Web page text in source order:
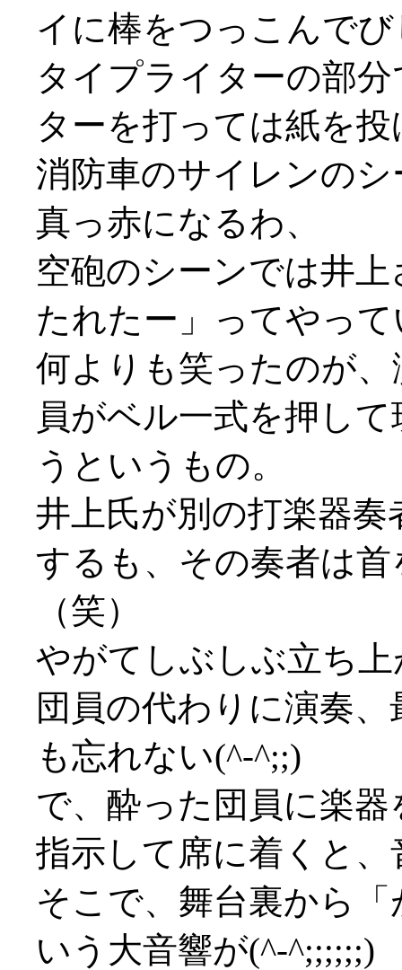
イに棒をつっこんで
タイプライターの部
ターを打っては紙を
消防車のサイレンの
真っ赤になるわ、
空砲のシーンでは井
たれたー」ってやっ
何よりも笑ったのが
員がベル一式を押し
うというもの。
井上氏が別の打楽器
するも、その奏者は
（笑）
やがてしぶしぶ立ち
団員の代わりに演奏
も忘れない(^-^;;)
で、酔った団員に楽
指示して席に着くと
そこで、舞台裏から
いう大音響が(^-^;;;;;;)